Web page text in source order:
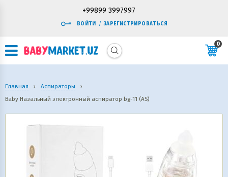
+99899 3997997
ВОЙТИ / ЗАРЕГИСТРИРОВАТЬСЯ
0
Главная › Аспираторы
›
Baby Назальный электронный аспиратор bg-11 (AS)